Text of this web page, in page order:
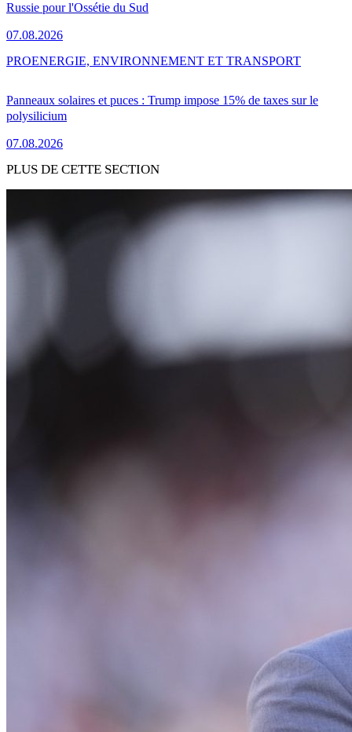
Russie pour l'Ossétie du Sud
07.08.2026
Panneaux solaires et puces : Trump impose 15% de taxes sur le
polysilicium
07.08.2026
PROENERGIE, ENVIRONNEMENT ET TRANSPORT
PLUS DE CETTE SECTION